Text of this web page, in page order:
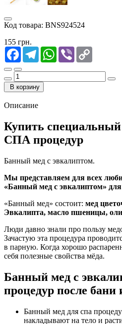
Код товара: BNS924524
155 грн.
FacebookTelegramWhatsApp
Viber
В корзину
Описание
Купить
СПА процедур
Банный мед с эвкалиптом.
Мы представляем для всех
«Банный мед с эвкалиптом»
«Банный мед» состоит: мед
Эвкалипта, масло пшеницы,
Люди давно знали про пользу
Зачастую эта процедура
в парную. Когда хорошо
себя полезные свойства мёда.
Банный мед с
процедур после бани
Банный мед для спа
накладывают на тело и